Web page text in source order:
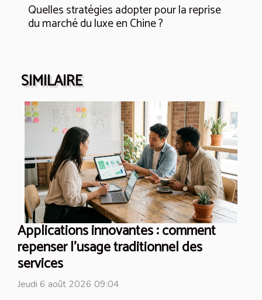
Quelles stratégies adopter pour la reprise
du marché du luxe en Chine ?
SIMILAIRE
Applications innovantes : comment
repenser l’usage traditionnel des
services
Jeudi 6 août 2026 09:04